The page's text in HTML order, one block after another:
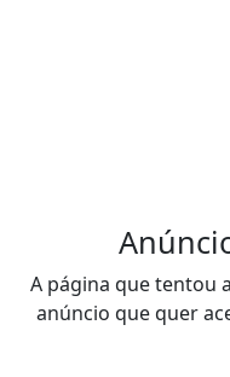
A página que tentou
anúncio que quer